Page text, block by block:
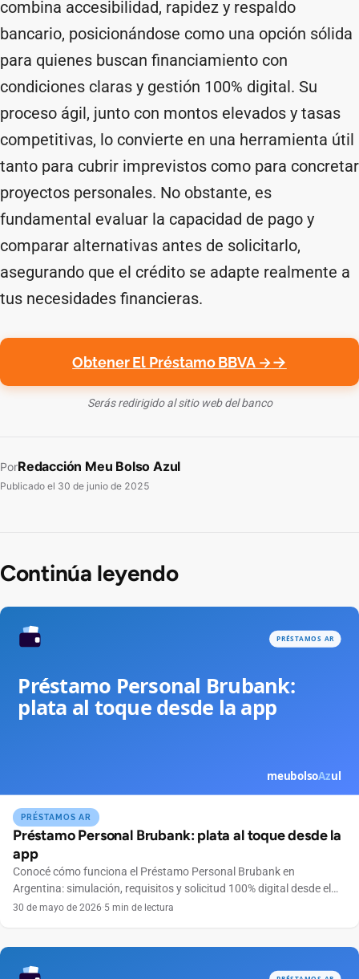
combina accesibilidad, rapidez y respaldo
bancario, posicionándose como una opción sólida
para quienes buscan financiamiento con
condiciones claras y gestión 100% digital. Su
proceso ágil, junto con montos elevados y tasas
competitivas, lo convierte en una herramienta útil
tanto para cubrir imprevistos como para concretar
proyectos personales. No obstante, es
fundamental evaluar la capacidad de pago y
comparar alternativas antes de solicitarlo,
asegurando que el crédito se adapte realmente a
tus necesidades financieras.
Obtener El Préstamo BBVA →
Serás redirigido al sitio web del banco
PorRedacción Meu Bolso Azul
Publicado el 30 de junio de 2025
Continúa leyendo
PRÉSTAMOS AR
Préstamo Personal Brubank: plata al toque desde la
app
Conocé cómo funciona el Préstamo Personal Brubank en
Argentina: simulación, requisitos y solicitud 100% digital desde el
celular, sin sucursales.
30 de mayo de 2026·5 min de lectura